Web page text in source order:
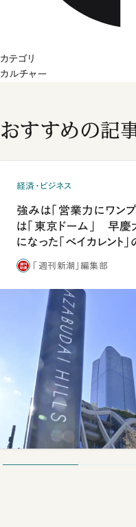
カテゴリ
カルチャー
おすすめの記
経済・ビジネス
強みは「営業力にワン
は「東京ドーム」 早
になった「ベイカレント
「週刊新潮」編集部